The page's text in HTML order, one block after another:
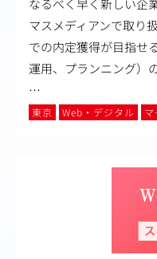
なるべく早く新しい企
マスメディアンで取り
での内定獲得が目指せ
運用、プランニング）
…
東京 Web・デジタル